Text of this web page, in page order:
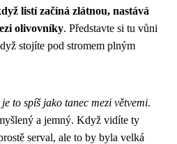
listí začíná zlátnou, nastává
olivovníky. Představte si tu vůni
stojíte pod stromem plným
to spíš jako tanec mezi větvemi.
a jemný. Když vidíte ty
serval, ale to by byla velká